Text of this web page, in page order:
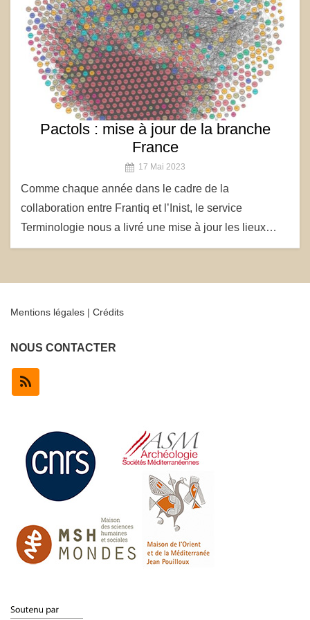
Pactols : mise à jour de la branche
France
17 Mai 2023
Comme chaque année dans le cadre de la
collaboration entre Frantiq et l’Inist, le service
Terminologie nous a livré une mise à jour les lieux…
Mentions légales | Crédits
NOUS CONTACTER